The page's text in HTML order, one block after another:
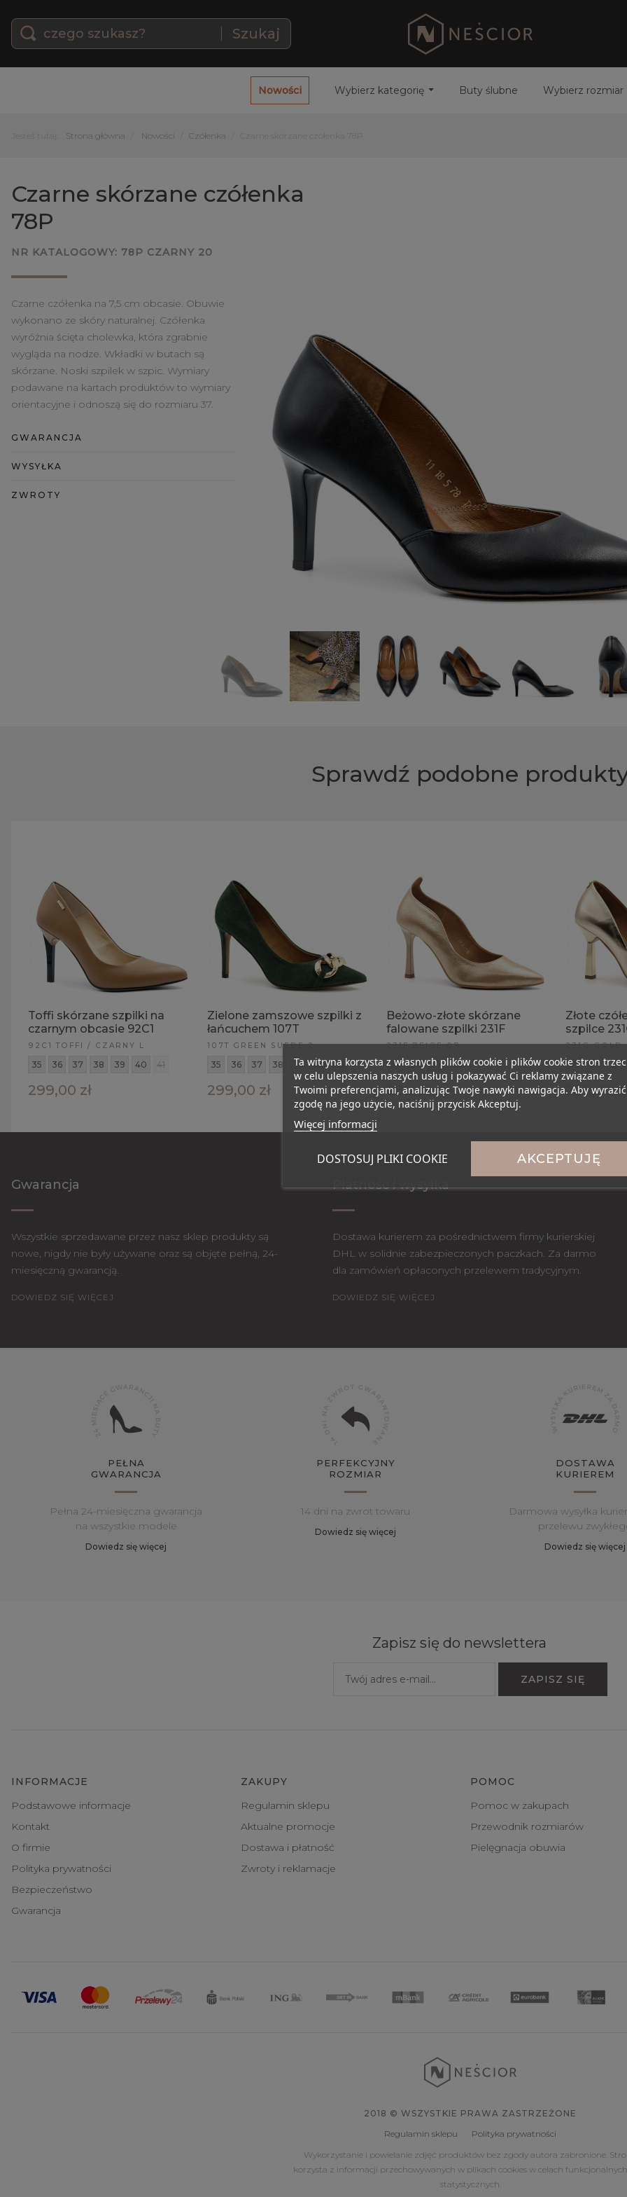
Szukaj
Nowości Wybierz kategorię Buty ślubne Wybierz rozmiar
Jesteś tutaj: Strona główna Nowości Czółenka Czarne skórzane czółenka 78P
Czarne skórzane czółenka
78P
NR KATALOGOWY: 78P CZARNY 20
Czarne czółenka na 7,5 cm obcasie. Obuwie
wykonano ze skóry naturalnej. Czółenka
wyróżnia ścięta cholewka, która zgrabnie
wygląda na nodze. Wkładki w butach są
skórzane. Noski szpilek w szpic. Wymiary
podawane na kartach produktów to wymiary
orientacyjne i odnoszą się do rozmiaru 37.
GWARANCJA
WYSYŁKA
ZWROTY
Sprawdź podobne
Toffi skórzane szpilki na
czarnym obcasie 92C1
92C1 TOFFI / CZARNY L
35 36 37 38 39 40 41
299,00 zł
Zielone zamszowe szpilki z
łańcuchem 107T
107T GREEN SUEDE 2
35 36 37 38 39 40 41
299,00 zł
Beżowo-złote skórzane
falowane szpilki 231F
231F BEIGE 07
35 36 37 38 39 40
289,00 zł
Złote
szpilce
231G GOLD
35 36 37
299,00
Gwarancja
Wszystkie sprzedawane przez nasz sklep produkty są
nowe, nigdy nie były używane oraz są objęte pełną, 24-
miesięczną gwarancją.
DOWIEDZ SIĘ WIĘCEJ
Płatność i wysyłka
Dostawa kurierem za pośrednictwem firmy kurierskiej
DHL w solidnie zabezpieczonych paczkach. Za darmo
dla zamówień opłaconych przelewem tradycyjnym.
DOWIEDZ SIĘ WIĘCEJ
PEŁNA
GWARANCJA
Pełna 24-miesięczna gwarancja
na wszystkie modele
Dowiedz się więcej
PERFEKCYJNY
ROZMIAR
14 dni na zwrot towaru
Dowiedz się więcej
DOSTAWA
KURIEREM
Darmowa wysyłka
przelewu
Dowiedz się więcej
Zapisz się do newslettera
INFORMACJE
Podstawowe informacje
Kontakt
O firmie
Polityka prywatności
Bezpieczeństwo
Gwarancja
ZAKUPY
Regulamin sklepu
Aktualne promocje
Dostawa i płatność
Zwroty i reklamacje
POMOC
Pomoc w zakupach
Przewodnik rozmiarów
Pielęgnacja obuwia
2018 © WSZYSTKIE PRAWA ZASTRZEŻONE
Regulamin sklepu
Polityka prywatności
Wykorzystanie i powielanie zdjęć produktów bez zgody autora zabronione.
korzysta z informacji przechowywanych w plikach cookies w celach
statystycznych.
Ta witryna korzysta z własnych plików cookie i plików cookie stron
w celu ulepszenia naszych usług i pokazywać Ci reklamy związane z
Twoimi preferencjami, analizując Twoje nawyki nawigacja. Aby wyrazić
zgodę na jego użycie, naciśnij przycisk Akceptuj.
Więcej informacji
DOSTOSUJ PLIKI COOKIE AKCEPTUJĘ